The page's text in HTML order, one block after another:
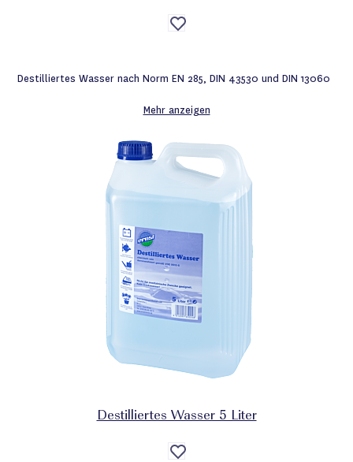
Auf
die
Destilliertes Wasser nach Norm EN 285, DIN 43530 und DIN 13060
Mehr anzeigen
Destilliertes Wasser 5 Liter
Auf